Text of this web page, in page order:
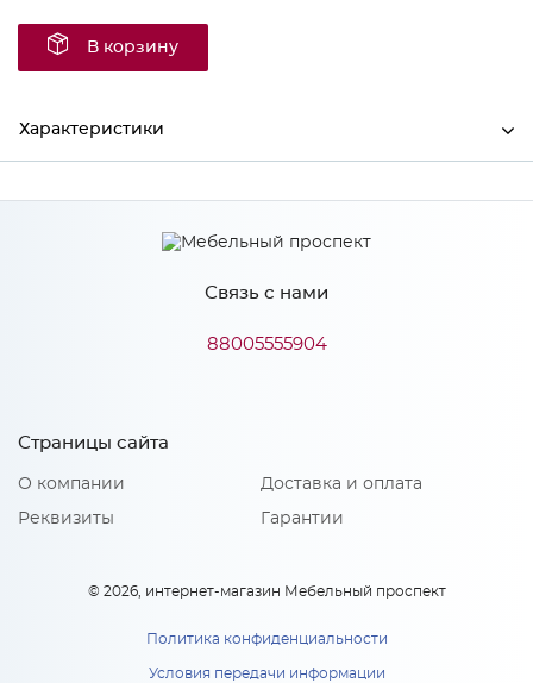
В корзину
Характеристики
Производитель МиФ
Сонома
Связь с нами
88005555904
Страницы сайта
О компании
Реквизиты
Доставка и оплата
Гарантии
© 2026, интернет-магазин Мебельный проспект
Политика конфиденциальности
Условия передачи информации